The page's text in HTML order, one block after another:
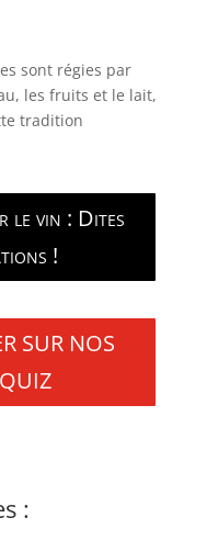
sont régies par
les fruits et le lait,
tradition
le vin : Dites
!
SUR NOS
: